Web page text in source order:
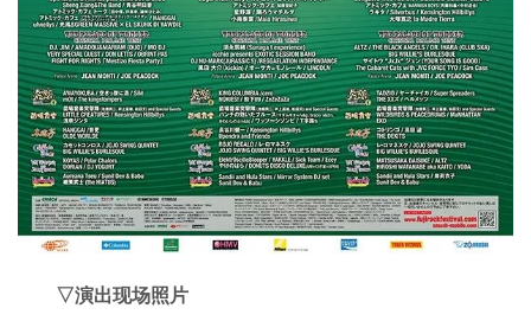
▽演出现场照片